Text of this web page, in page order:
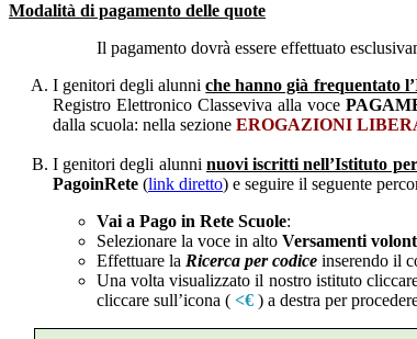
Modalità di pagamento delle quote
Il pagamento dovrà essere effettuato
I genitori degli alunniche hanno già frequentato
Registro Elettronico Classeviva alla voce
dalla scuola: nella sezione EROGAZIONI
I genitori degli alunni nuovi iscritti nell’Istituto per
PagoinRete (link diretto) e seguire il seguente
Vai a Pago in Rete Scuole:
Selezionare la voce in alto Versamenti
Effettuare la Ricerca per codice inserendo il
Una volta visualizzato il nostro istituto
cliccare sull’icona ( <€ ) a destra per